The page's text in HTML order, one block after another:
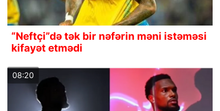
“Neftçi”də tək bir nəfərin məni istəməsi
kifayət etmədi
08:20